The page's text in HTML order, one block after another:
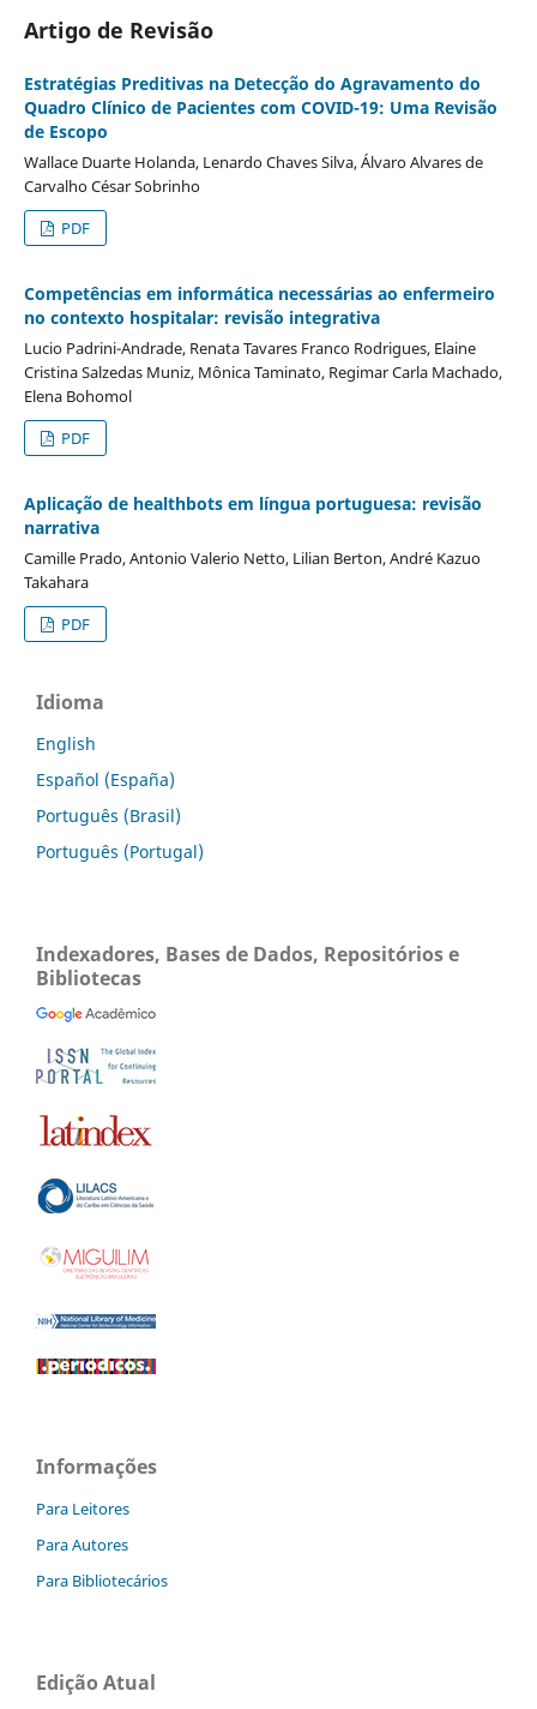
Artigo de Revisão
Estratégias Preditivas na Detecção do Agravamento do
Quadro Clínico de Pacientes com COVID-19: Uma Revisão
de Escopo
Wallace Duarte Holanda, Lenardo Chaves Silva, Álvaro Alvares de
Carvalho César Sobrinho
PDF
Competências em informática necessárias ao enfermeiro
no contexto hospitalar: revisão integrativa
Lucio Padrini-Andrade, Renata Tavares Franco Rodrigues, Elaine
Cristina Salzedas Muniz, Mônica Taminato, Regimar Carla Machado,
Elena Bohomol
PDF
Aplicação de healthbots em língua portuguesa: revisão
narrativa
Camille Prado, Antonio Valerio Netto, Lilian Berton, André Kazuo
Takahara
PDF
Idioma
English
Español (España)
Português (Brasil)
Português (Portugal)
Indexadores, Bases de Dados, Repositórios e
Bibliotecas
Informações
Para Leitores
Para Autores
Para Bibliotecários
Edição Atual